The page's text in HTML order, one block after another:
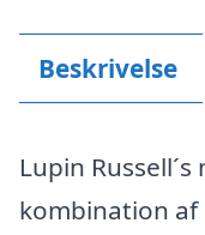
Beskrivelse
Lupin
kombination